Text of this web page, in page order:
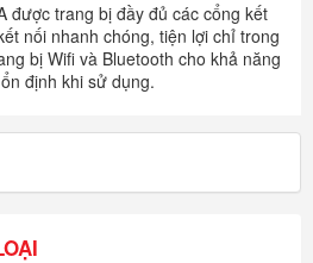
được trang bị đầy đủ các cổng kết
nối nhanh chóng, tiện lợi chỉ trong
bị Wifi và Bluetooth cho khả năng
định khi sử dụng.